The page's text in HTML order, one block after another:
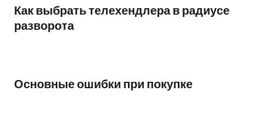
Как выбрать телехендлера в радиусе
разворота
Основные ошибки при покупке